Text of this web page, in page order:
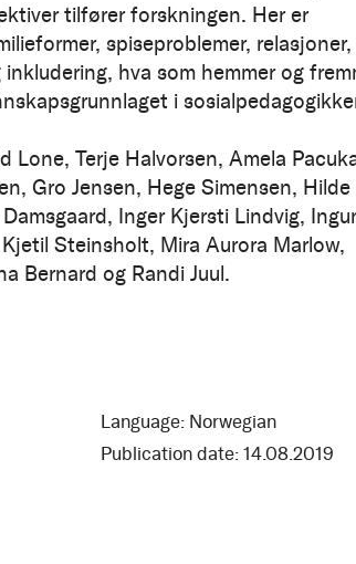
tilfører forskningen. Her er
spiseproblemer, relasjoner,
hva som hemmer og
i
Lone, Terje Halvorsen, Amela
Gro Jensen, Hege Simensen, Hilde
Inger Kjersti Lindvig,
Steinsholt, Mira Aurora Marlow,
Bernard og Randi Juul.
Language: Norwegian
Publication date: 14.08.2019